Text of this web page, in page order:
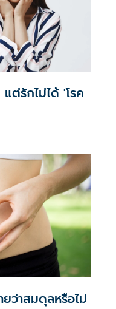
ต่รักไม่ได้ 'โรค
ว่าสมดุลหรือไม่